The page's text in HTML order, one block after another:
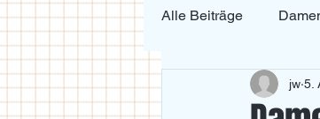
Alle Beiträge
Krafttraining und
jw 5.